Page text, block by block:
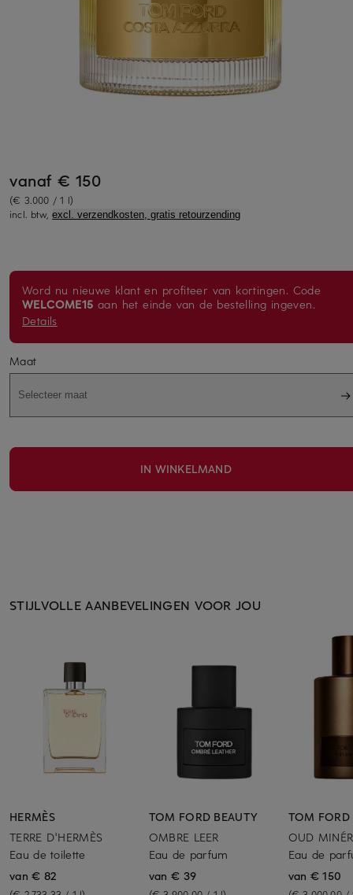
vanaf € 150
(€ 3.000 / 1 l)
incl. btw,excl. verzendkosten, gratis retourzending
Word nu nieuwe klant en profiteer van kortingen. Code
WELCOME15 aan het einde van de bestelling ingeven.
Details
Maat
Selecteer maat
IN WINKELMAND
STIJLVOLLE AANBEVELINGEN VOOR JOU
HERMÈS
TERRE D'HERMÈS
Eau de toilette
van € 82
TOM FORD BEAUTY
OMBRE LEER
Eau de parfum
van € 39
TOM FORD
OUD
Eau de
van € 150